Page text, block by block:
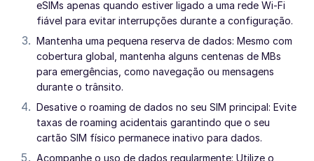
eSIMs apenas quando estiver ligado a uma rede Wi-Fi
fiável para evitar interrupções durante a configuração.
Mantenha uma pequena reserva de dados: Mesmo com
cobertura global, mantenha alguns centenas de MBs
para emergências, como navegação ou mensagens
durante o trânsito.
Desative o roaming de dados no seu SIM principal: Evite
taxas de roaming acidentais garantindo que o seu
cartão SIM físico permanece inativo para dados.
Acompanhe o uso de dados regularmente: Utilize o